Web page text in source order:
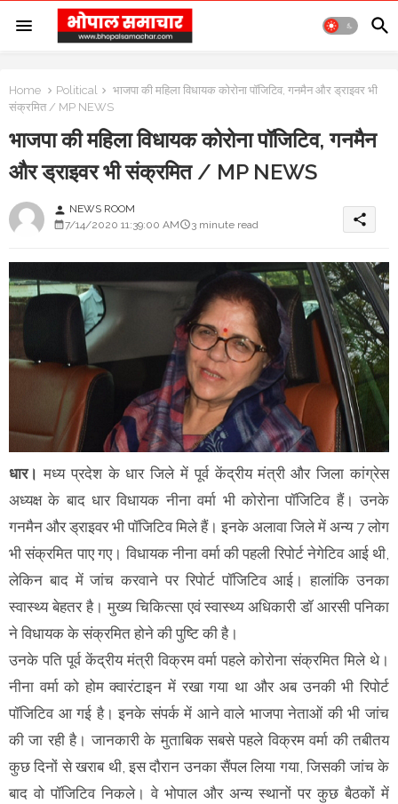
Home Political
भाजपा की महिला विधायक कोरोना पॉजिटिव, गनमैन और ड्राइवर भी
संक्रमित / MP NEWS
भाजपा की महिला विधायक कोरोना पॉजिटिव, गनमैन
और ड्राइवर भी संक्रमित / MP NEWS
person NEWS ROOM
7/14/2020 11:39:00 AM
3 minute read share
धार। मध्य प्रदेश के धार जिले में पूर्व केंद्रीय मंत्री और जिला कांग्रेस
अध्यक्ष के बाद धार विधायक नीना वर्मा भी कोरोना पॉजिटिव हैं। उनके
गनमैन और ड्राइवर भी पॉजिटिव मिले हैं। इनके अलावा जिले में अन्य 7 लोग
भी संक्रमित पाए गए। विधायक नीना वर्मा की पहली रिपोर्ट नेगेटिव आई थी,
लेकिन बाद में जांच करवाने पर रिपोर्ट पॉजिटिव आई। हालांकि उनका
स्वास्थ्य बेहतर है। मुख्य चिकित्सा एवं स्वास्थ्य अधिकारी डॉ आरसी पनिका
ने विधायक के संक्रमित होने की पुष्टि की है।
उनके पति पूर्व केंद्रीय मंत्री विक्रम वर्मा पहले कोरोना संक्रमित मिले थे।
नीना वर्मा को होम क्वारंटाइन में रखा गया था और अब उनकी भी रिपोर्ट
पॉजिटिव आ गई है। इनके संपर्क में आने वाले भाजपा नेताओं की भी जांच
की जा रही है। जानकारी के मुताबिक सबसे पहले विक्रम वर्मा की तबीतय
कुछ दिनों से खराब थी, इस दौरान उनका सैंपल लिया गया, जिसकी जांच के
बाद वो पॉजिटिव निकले। वे भोपाल और अन्य स्थानों पर कुछ बैठकों में